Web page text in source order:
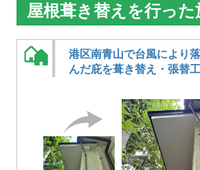
屋根葺き替えを行った
港区南青山で台風により
んだ庇を葺き替え・張替